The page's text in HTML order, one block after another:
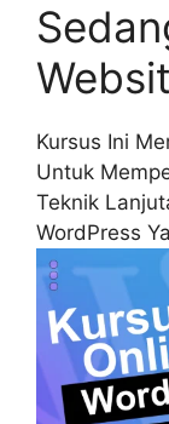
Kursus Ini
Untuk
Teknik
WordPress